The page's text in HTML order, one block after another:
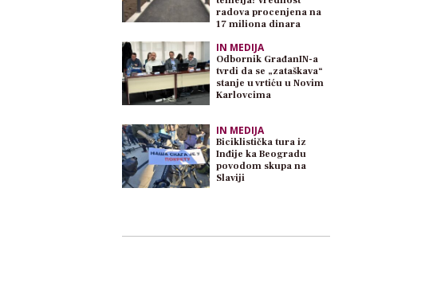
radova procenjena na
17 miliona dinara
IN MEDIJA
Odbornik GrađanIN-a
tvrdi da se „zataškava“
stanje u vrtiću u Novim
Karlovcima
IN MEDIJA
Biciklistička tura iz
Inđije ka Beogradu
povodom skupa na
Slaviji